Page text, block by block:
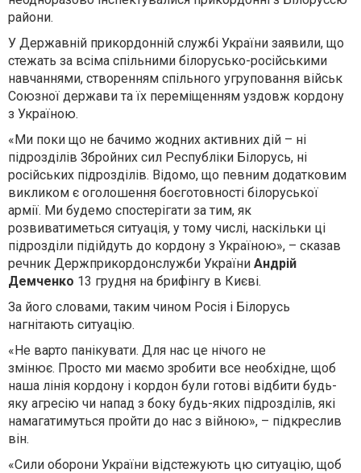
райони.
У Державній прикордонній службі України заявили, що
стежать за всіма спільними білорусько-російськими
навчаннями, створенням спільного угруповання військ
Союзної держави та їх переміщенням уздовж кордону
з Україною.
«Ми поки що не бачимо жодних активних дій – ні
підрозділів Збройних сил Республіки Білорусь, ні
російських підрозділів. Відомо, що певним додатковим
викликом є ​​оголошення боєготовності білоруської
армії. Ми будемо спостерігати за тим, як
розвиватиметься ситуація, у тому числі, наскільки ці
підрозділи підійдуть до кордону з Україною», – сказав
речник Держприкордонслужби України Андрій
Демченко 13 грудня на брифінгу в Києві.
За його словами, таким чином Росія і Білорусь
нагнітають ситуацію.
«Не варто панікувати. Для нас це нічого не
змінює. Просто ми маємо зробити все необхідне, щоб
наша лінія кордону і кордон були готові відбити будь-
яку агресію чи напад з боку будь-яких підрозділів, які
намагатимуться пройти до нас з війною», – підкреслив
він.
«Сили оборони України відстежують цю ситуацію, щоб